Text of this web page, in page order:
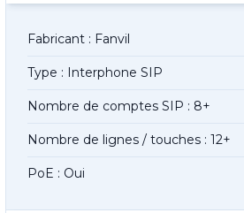
Fabricant : Fanvil
Type : Interphone SIP
Nombre de comptes SIP : 8+
Nombre de lignes / touches : 12+
PoE : Oui